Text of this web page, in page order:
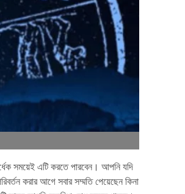
সময়েই এটি করতে পারবেন। আপনি যদি
করার আগে সবার সম্মতি পেয়েছেন কিনা